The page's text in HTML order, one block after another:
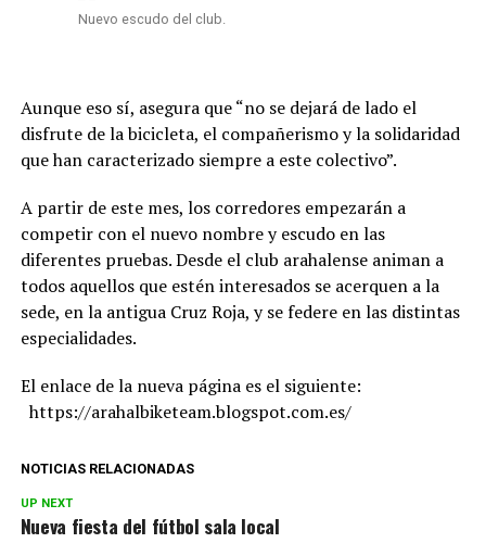
Nuevo escudo del club.
Aunque eso sí, asegura que “no se dejará de lado el
disfrute de la bicicleta, el compañerismo y la solidaridad
que han caracterizado siempre a este colectivo”.
A partir de este mes, los corredores empezarán a
competir con el nuevo nombre y escudo en las
diferentes pruebas. Desde el club arahalense animan a
todos aquellos que estén interesados se acerquen a la
sede, en la antigua Cruz Roja, y se federe en las distintas
especialidades.
El enlace de la nueva página es el siguiente:
https://arahalbiketeam.blogspot.com.es/
NOTICIAS RELACIONADAS
UP NEXT
Nueva fiesta del fútbol sala local